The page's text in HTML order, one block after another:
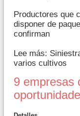
Productores que
disponer de
confirman
Lee más:
varios cultivos
9 empresas